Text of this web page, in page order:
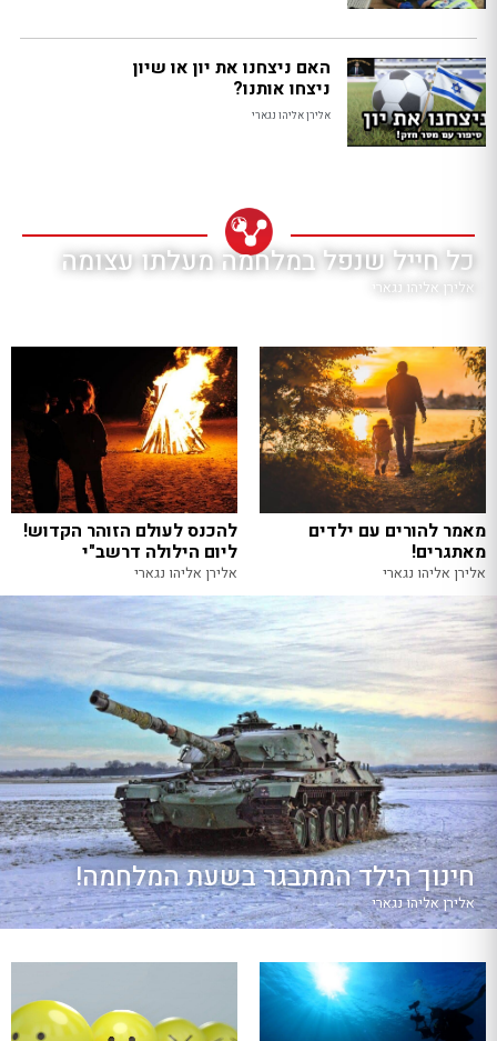
האם ניצחנו את יון או שיון
ניצחו אותנו?
אלירן אליהו נגארי
כל חייל שנפל במלחמה מעלתו עצומה
אלירן אליהו נגארי
מאמר להורים עם ילדים
מאתגרים!
אלירן אליהו נגארי
להכנס לעולם הזוהר הקדוש!
ליום הילולה דרשב"י
אלירן אליהו נגארי
חינוך הילד המתבגר בשעת המלחמה!
אלירן אליהו נגארי